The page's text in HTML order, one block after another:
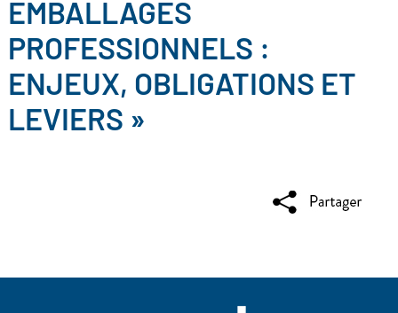
EMBALLAGES
PROFESSIONNELS :
ENJEUX, OBLIGATIONS ET
LEVIERS »